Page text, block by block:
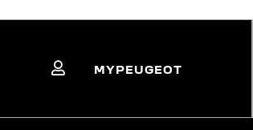
MYPEUGEOT